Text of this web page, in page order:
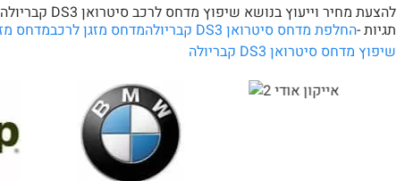
להצעת מחיר וייעוץ בנושא שיפוץ מדחס לרכב סיטרואן DS3 קבריולה
תגיות -החלפת מדחס סיטרואן DS3 קבריולה מדחס מזגן לרכבמדחס
שיפוץ מדחס סיטרואן DS3 קבריולה